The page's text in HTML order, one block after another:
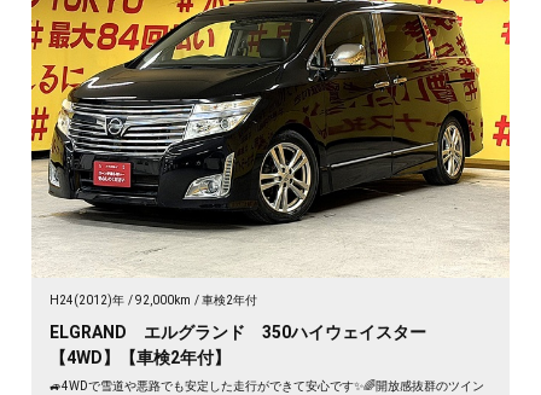
H24(2012)年 92,000km 車検2年付
ELGRAND エルグランド 350ハイウェイスター
【4WD】【車検2年付】
🚙4WDで雪道や悪路でも安定した走行ができて安心です✨🌈開放感抜群のツイン